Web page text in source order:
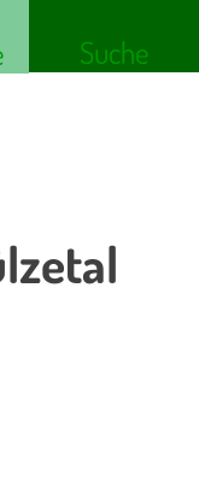
Suche